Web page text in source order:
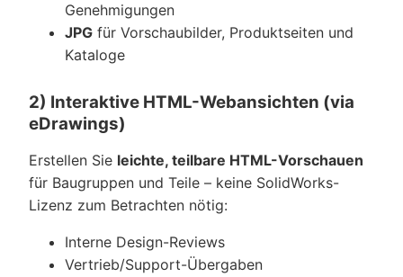
Genehmigungen
JPG für Vorschaubilder, Produktseiten und
Kataloge
2) Interaktive HTML-Webansichten (via
eDrawings)
Erstellen Sie leichte, teilbare HTML-Vorschauen
für Baugruppen und Teile – keine SolidWorks-
Lizenz zum Betrachten nötig:
Interne Design-Reviews
Vertrieb/Support-Übergaben